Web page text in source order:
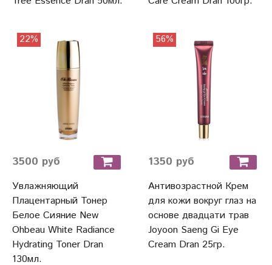
22%
3500 руб
Увлажняющий
Плацентарный Тонер
Белое Сияние New
Ohbeau White Radiance
Hydrating Toner Dran
130мл.
56%
1350 руб
Антивозрастной Крем
для кожи вокруг глаз на
основе двадцати трав
Joyoon Saeng Gi Eye
Cream Dran 25гр.